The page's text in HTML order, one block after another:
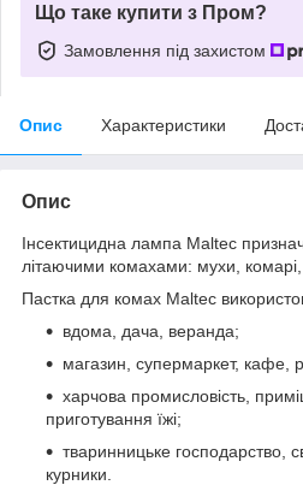
Що таке купити з Пром?
Замовлення під захистом
Опис Характеристики
Опис
Інсектицидна лампа Maltec
літаючими комахами: мухи,
Пастка для комах Maltec
вдома, дача, веранда;
магазин, супермаркет, кафе,
харчова промисловість,
приготування їжі;
тваринницьке господарство,
курники.